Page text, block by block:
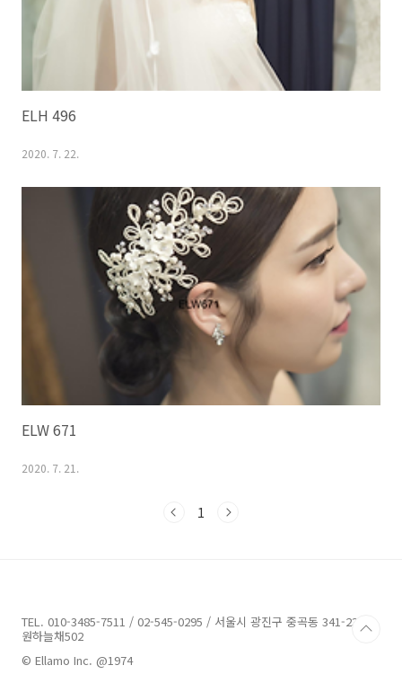
ELH 496
2020. 7. 22.
ELW 671
2020. 7. 21.
1
TEL. 010-3485-7511 / 02-545-0295 / 서울시 광진구 중곡동 341-23 도
원하늘채502
© Ellamo Inc. @1974